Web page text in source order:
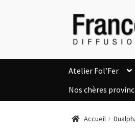
Aller
la
Aller
au
contenu
Atelier Fol’Fer
Nos chères
Accueil